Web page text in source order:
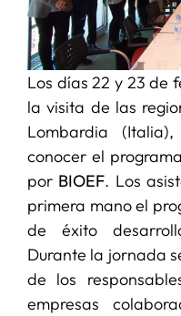
NOTICIAS
Los días 22 y 23 de
la visita de las
Lombardia
conocer el programa
por BIOEF. Los
primera mano el
de éxito
Durante la jornada
de los
empresas